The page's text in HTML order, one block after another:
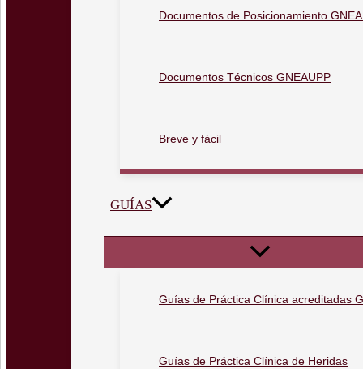
Documentos de Posicionamiento
Documentos Técnicos GNEAUPP
Breve y fácil
GUÍAS
Guías de Práctica Clínica acreditadas
Guías de Práctica Clínica de Heridas